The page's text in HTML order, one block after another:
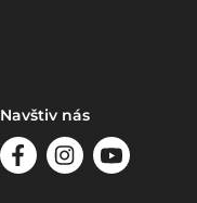
Navštiv nás